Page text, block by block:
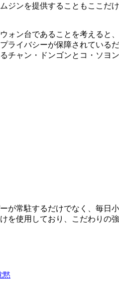
ンを提供することもここだ
ォン台であることを考えると
ライバシーが保障されている
ャン・ドンゴンとコ・ソヨ
が常駐するだけでなく、毎
使用しており、こだわりの
黙